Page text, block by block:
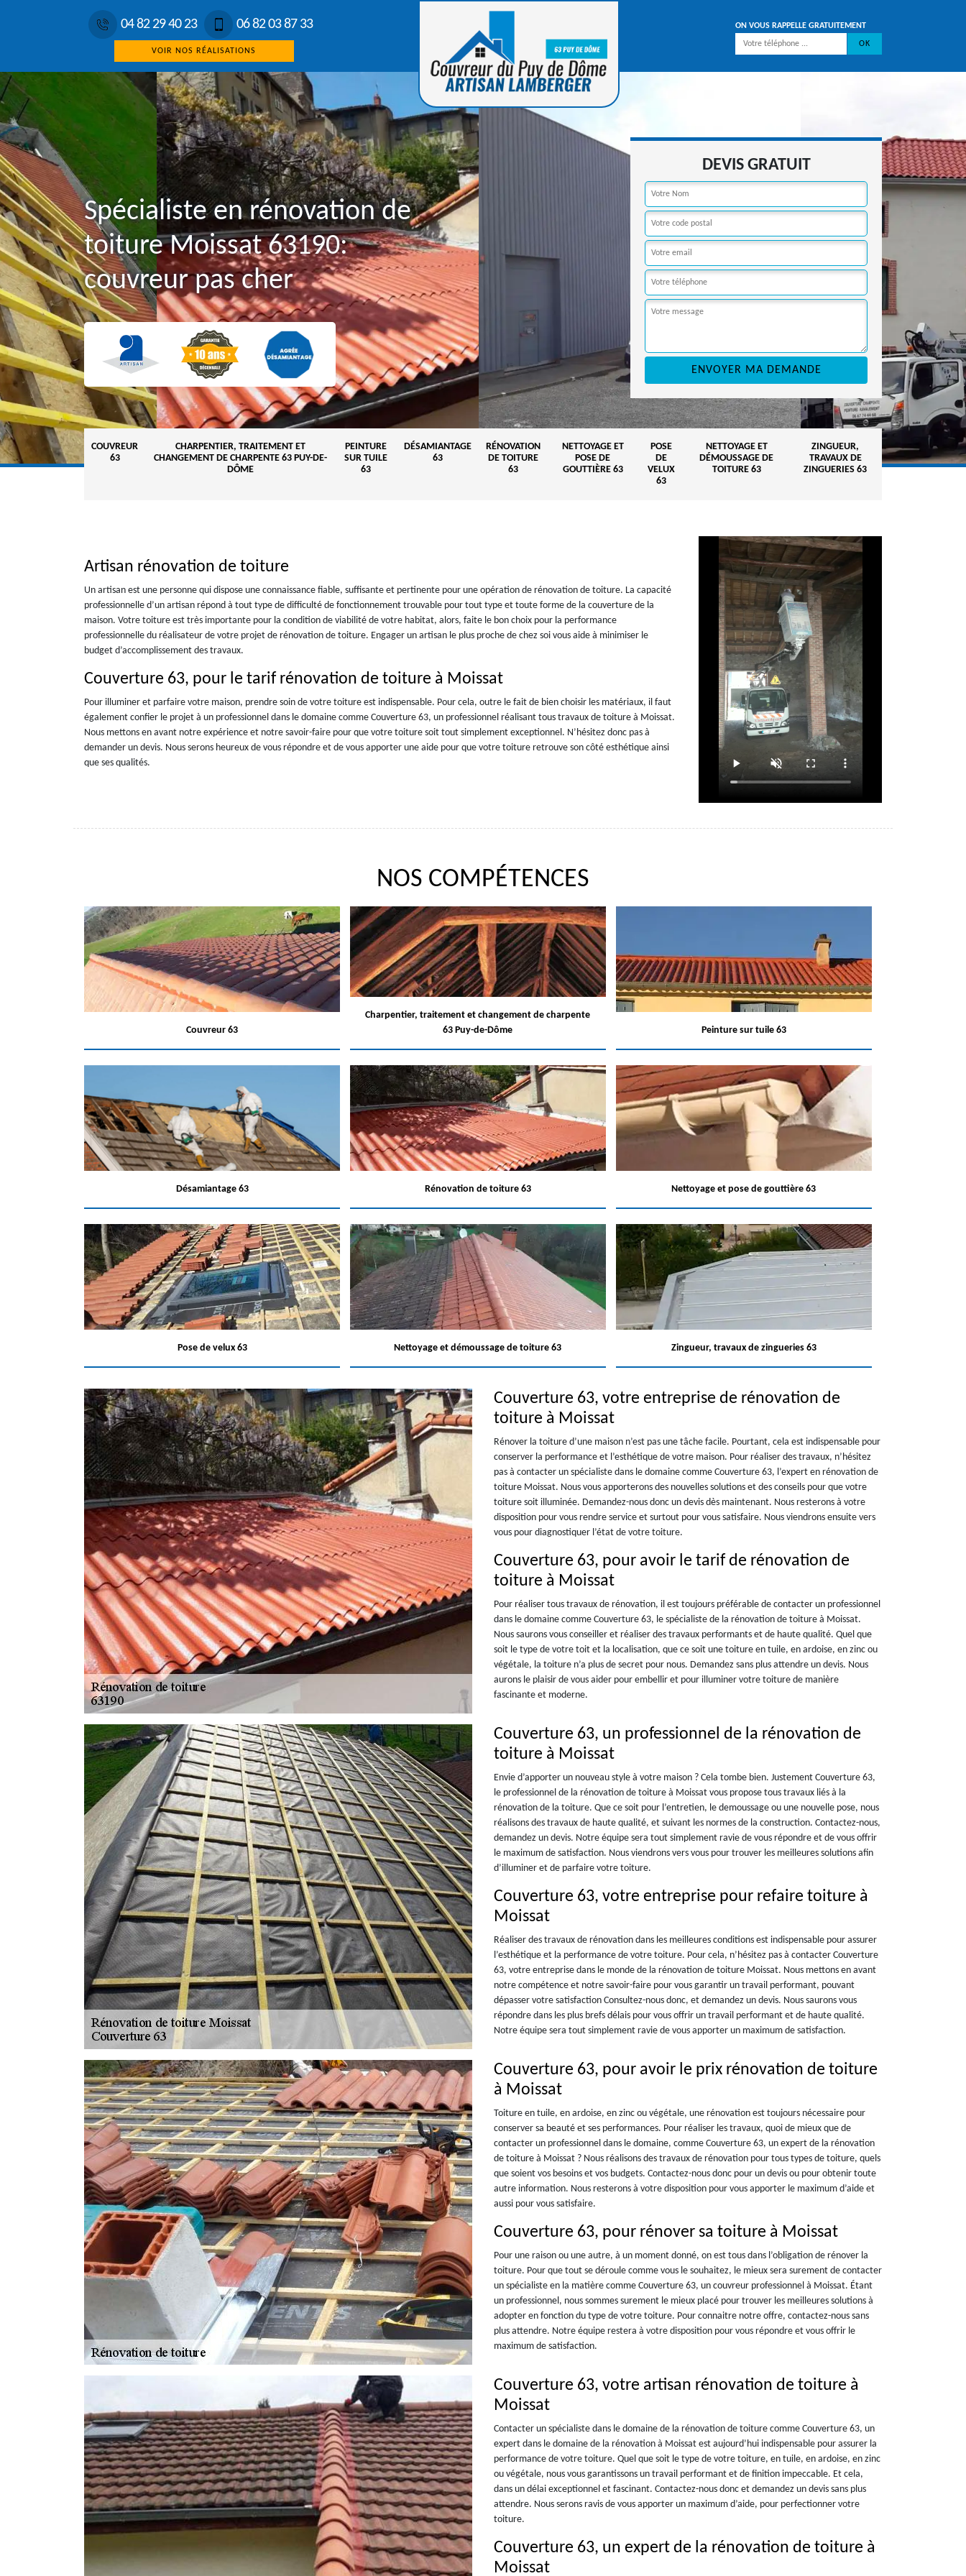
04 82 29 40 23 06 82 03 87 33
VOIR NOS RÉALISATIONS
ON VOUS RAPPELLE GRATUITEMENT
Spécialiste en rénovation de
toiture Moissat 63190:
couvreur pas cher
DEVIS GRATUIT
COUVREUR
63
CHARPENTIER, TRAITEMENT ET
CHANGEMENT DE CHARPENTE 63 PUY-DE-
DÔME
PEINTURE
SUR TUILE
63
DÉSAMIANTAGE
63
RÉNOVATION
DE TOITURE
63
NETTOYAGE ET
POSE DE
GOUTTIÈRE 63
POSE
DE
VELUX
63
NETTOYAGE ET
DÉMOUSSAGE DE
TOITURE 63
ZINGUEUR,
TRAVAUX DE
ZINGUERIES 63
Artisan rénovation de toiture
Un artisan est une personne qui dispose une connaissance fiable, suffisante et pertinente pour une opération de rénovation de toiture. La capacité
professionnelle d’un artisan répond à tout type de difficulté de fonctionnement trouvable pour tout type et toute forme de la couverture de la
maison. Votre toiture est très importante pour la condition de viabilité de votre habitat, alors, faite le bon choix pour la performance
professionnelle du réalisateur de votre projet de rénovation de toiture. Engager un artisan le plus proche de chez soi vous aide à minimiser le
budget d’accomplissement des travaux.
Couverture 63, pour le tarif rénovation de toiture à Moissat
Pour illuminer et parfaire votre maison, prendre soin de votre toiture est indispensable. Pour cela, outre le fait de bien choisir les matériaux, il faut
également confier le projet à un professionnel dans le domaine comme Couverture 63, un professionnel réalisant tous travaux de toiture à Moissat.
Nous mettons en avant notre expérience et notre savoir-faire pour que votre toiture soit tout simplement exceptionnel. N’hésitez donc pas à
demander un devis. Nous serons heureux de vous répondre et de vous apporter une aide pour que votre toiture retrouve son côté esthétique ainsi
que ses qualités.
NOS COMPÉTENCES
Couvreur 63
Charpentier, traitement et changement de charpente
63 Puy-de-Dôme
Peinture sur tuile 63
Désamiantage 63 Rénovation de toiture 63 Nettoyage et pose de gouttière 63
Pose de velux 63 Nettoyage et démoussage de toiture 63 Zingueur, travaux de zingueries 63
Couverture 63, votre entreprise de rénovation de
toiture à Moissat
Rénover la toiture d’une maison n’est pas une tâche facile. Pourtant, cela est indispensable pour
conserver la performance et l’esthétique de votre maison. Pour réaliser des travaux, n’hésitez
pas à contacter un spécialiste dans le domaine comme Couverture 63, l’expert en rénovation de
toiture Moissat. Nous vous apporterons des nouvelles solutions et des conseils pour que votre
toiture soit illuminée. Demandez-nous donc un devis dès maintenant. Nous resterons à votre
disposition pour vous rendre service et surtout pour vous satisfaire. Nous viendrons ensuite vers
vous pour diagnostiquer l’état de votre toiture.
Couverture 63, pour avoir le tarif de rénovation de
toiture à Moissat
Pour réaliser tous travaux de rénovation, il est toujours préférable de contacter un professionnel
dans le domaine comme Couverture 63, le spécialiste de la rénovation de toiture à Moissat.
Nous saurons vous conseiller et réaliser des travaux performants et de haute qualité. Quel que
soit le type de votre toit et la localisation, que ce soit une toiture en tuile, en ardoise, en zinc ou
végétale, la toiture n’a plus de secret pour nous. Demandez sans plus attendre un devis. Nous
aurons le plaisir de vous aider pour embellir et pour illuminer votre toiture de manière
fascinante et moderne.
Couverture 63, un professionnel de la rénovation de
toiture à Moissat
Envie d’apporter un nouveau style à votre maison ? Cela tombe bien. Justement Couverture 63,
le professionnel de la rénovation de toiture à Moissat vous propose tous travaux liés à la
rénovation de la toiture. Que ce soit pour l’entretien, le demoussage ou une nouvelle pose, nous
réalisons des travaux de haute qualité, et suivant les normes de la construction. Contactez-nous,
demandez un devis. Notre équipe sera tout simplement ravie de vous répondre et de vous offrir
le maximum de satisfaction. Nous viendrons vers vous pour trouver les meilleures solutions afin
d’illuminer et de parfaire votre toiture.
Couverture 63, votre entreprise pour refaire toiture à
Moissat
Réaliser des travaux de rénovation dans les meilleures conditions est indispensable pour assurer
l’esthétique et la performance de votre toiture. Pour cela, n’hésitez pas à contacter Couverture
63, votre entreprise dans le monde de la rénovation de toiture Moissat. Nous mettons en avant
notre compétence et notre savoir-faire pour vous garantir un travail performant, pouvant
dépasser votre satisfaction Consultez-nous donc, et demandez un devis. Nous saurons vous
répondre dans les plus brefs délais pour vous offrir un travail performant et de haute qualité.
Notre équipe sera tout simplement ravie de vous apporter un maximum de satisfaction.
Couverture 63, pour avoir le prix rénovation de toiture
à Moissat
Toiture en tuile, en ardoise, en zinc ou végétale, une rénovation est toujours nécessaire pour
conserver sa beauté et ses performances. Pour réaliser les travaux, quoi de mieux que de
contacter un professionnel dans le domaine, comme Couverture 63, un expert de la rénovation
de toiture à Moissat ? Nous réalisons des travaux de rénovation pour tous types de toiture, quels
que soient vos besoins et vos budgets. Contactez-nous donc pour un devis ou pour obtenir toute
autre information. Nous resterons à votre disposition pour vous apporter le maximum d’aide et
aussi pour vous satisfaire.
Couverture 63, pour rénover sa toiture à Moissat
Pour une raison ou une autre, à un moment donné, on est tous dans l’obligation de rénover la
toiture. Pour que tout se déroule comme vous le souhaitez, le mieux sera surement de contacter
un spécialiste en la matière comme Couverture 63, un couvreur professionnel à Moissat. Étant
un professionnel, nous sommes surement le mieux placé pour trouver les meilleures solutions à
adopter en fonction du type de votre toiture. Pour connaitre notre offre, contactez-nous sans
plus attendre. Notre équipe restera à votre disposition pour vous répondre et vous offrir le
maximum de satisfaction.
Couverture 63, votre artisan rénovation de toiture à
Moissat
Contacter un spécialiste dans le domaine de la rénovation de toiture comme Couverture 63, un
expert dans le domaine de la rénovation à Moissat est aujourd’hui indispensable pour assurer la
performance de votre toiture. Quel que soit le type de votre toiture, en tuile, en ardoise, en zinc
ou végétale, nous vous garantissons un travail performant et de finition impeccable. Et cela,
dans un délai exceptionnel et fascinant. Contactez-nous donc et demandez un devis sans plus
attendre. Nous serons ravis de vous apporter un maximum d’aide, pour perfectionner votre
toiture.
Couverture 63, un expert de la rénovation de toiture à
Moissat